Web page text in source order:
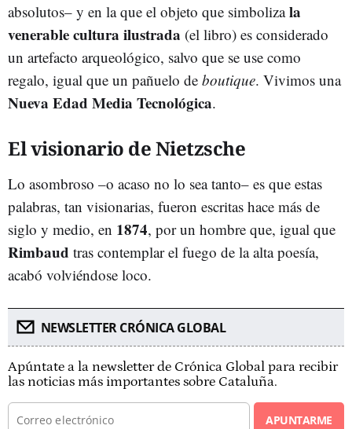
absolutos– y en la que el objeto que simbolizala
venerable cultura ilustrada (el libro) es considerado
un artefacto arqueológico, salvo que se use como
regalo, igual que un pañuelo de boutique. Vivimos una
Nueva Edad Media Tecnológica.
El visionario de Nietzsche
Lo asombroso –o acaso no lo sea tanto– es que estas
palabras, tan visionarias, fueron escritas hace más de
siglo y medio, en 1874, por un hombre que, igual que
Rimbaud tras contemplar el fuego de la alta poesía,
acabó volviéndose loco.
NEWSLETTER CRÓNICA GLOBAL
Apúntate a la newsletter de Crónica Global para recibir
las noticias más importantes sobre Cataluña.
APUNTARME